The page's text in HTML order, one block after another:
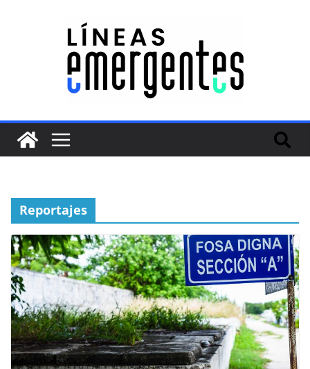
Reportajes